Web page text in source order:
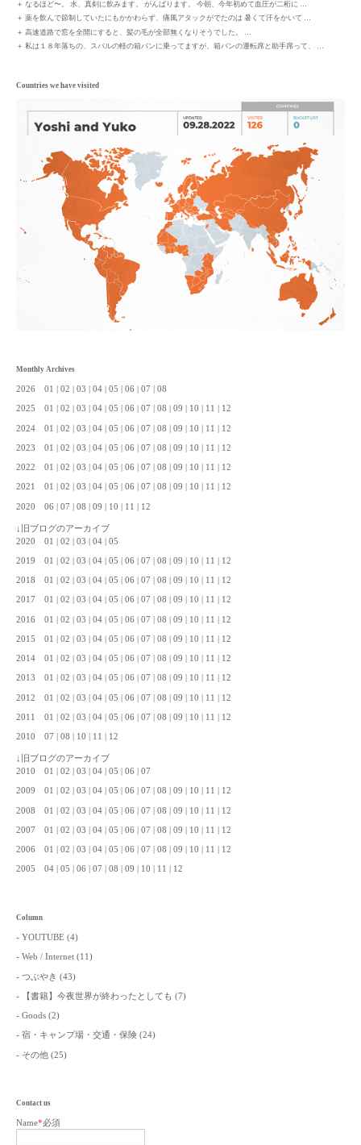
＋ なるほど〜。 水、真剣に飲みます。 がんばります。 今朝、今年初めて血圧が二桁に …
＋ 薬を飲んで節制していたにもかかわらず、痛風アタックがでたのは 暑くて汗をかいて …
＋ 高速道路で窓を全開にすると、髪の毛が全部無くなりそうでした。 …
＋ 私は１８年落ちの、スバルの軽の箱バンに乗ってますが、箱バンの運転席と助手席って、 …
Countries we have visited
Monthly Archives
2020 06 07 08 09 10 11 12
2021 01 02 03 04 05 06 07 08 09 10 11 12
2022 01 02 03 04 05 06 07 08 09 10 11 12
2023 01 02 03 04 05 06 07 08 09 10 11 12
2024 01 02 03 04 05 06 07 08 09 10 11 12
2025 01 02 03 04 05 06 07 08 09 10 11 12
2026 01 02 03 04 05 06 07 08
↓旧ブログのアーカイブ
2010 07 08 10 11 12
2011 01 02 03 04 05 06 07 08 09 10 11 12
2012 01 02 03 04 05 06 07 08 09 10 11 12
2013 01 02 03 04 05 06 07 08 09 10 11 12
2014 01 02 03 04 05 06 07 08 09 10 11 12
2015 01 02 03 04 05 06 07 08 09 10 11 12
2016 01 02 03 04 05 06 07 08 09 10 11 12
2017 01 02 03 04 05 06 07 08 09 10 11 12
2018 01 02 03 04 05 06 07 08 09 10 11 12
2019 01 02 03 04 05 06 07 08 09 10 11 12
2020 01 02 03 04 05
↓旧ブログのアーカイブ
2005 04 05 06 07 08 09 10 11 12
2006 01 02 03 04 05 06 07 08 09 10 11 12
2007 01 02 03 04 05 06 07 08 09 10 11 12
2008 01 02 03 04 05 06 07 08 09 10 11 12
2009 01 02 03 04 05 06 07 08 09 10 11 12
2010 01 02 03 04 05 06 07
Column
その他 (25)
宿・キャンプ場・交通・保険 (24)
Goods (2)
【書籍】今夜世界が終わったとしても (7)
つぶやき (43)
Web / Internet (11)
YOUTUBE (4)
Contact us
Name*必須